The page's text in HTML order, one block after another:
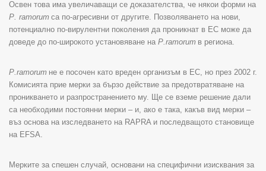
Освен това има увеличаващи се доказателства, че някои форми на
P ramorum са по-агресивни от другите. Позволяването на нови,
потенциално по-вирулентни поколения да проникнат в ЕС може да
доведе до по-широкото установяване на P ramorum в региона.
P ramorum не е посочен като вреден организъм в ЕС, но през 2002 г.
Комисията прие мерки за бързо действие за предотвратяване на
проникването и разпространението му. Ще се вземе решение дали
са необходими постоянни мерки – и, ако е така, какъв вид мерки –
въз основа на изследването на RAPRA и последващото становище
на EFSA
Мерките за спешен случай, основани на специфични изисквания за